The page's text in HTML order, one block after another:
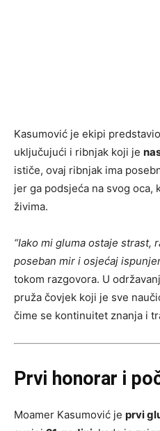
Kasumović je ekipi
uključujući i ribnjak koji je
ističe, ovaj ribnjak ima
jer ga podsjeća na svog oca,
živima.
“Iako mi gluma ostaje strast,
poseban mir i osjećaj
tokom razgovora. U
pruža čovjek koji je sve
čime se kontinuitet znanja i
Prvi honorar i
Moamer Kasumović je prvi